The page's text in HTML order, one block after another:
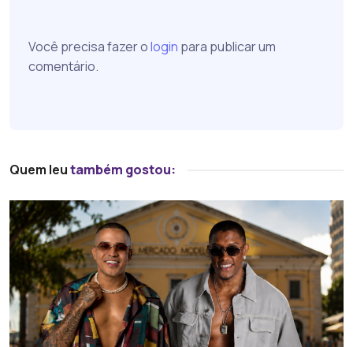
Você precisa fazer ologin para publicar um
comentário.
Quem leutambém gostou: